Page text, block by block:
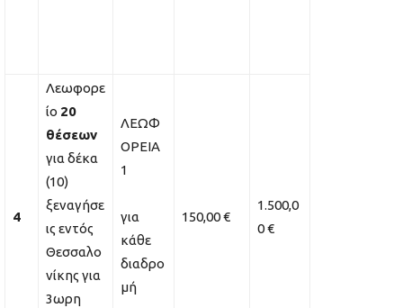
4
Λεωφορε
ίο 20
θέσεων
για δέκα
(10)
ξεναγήσε
ις εντός
Θεσσαλο
νίκης για
3ωρη
ΛΕΩΦ
ΟΡΕΙΑ
1
για
κάθε
διαδρο
μή
150,00 €
1.500,0
0 €